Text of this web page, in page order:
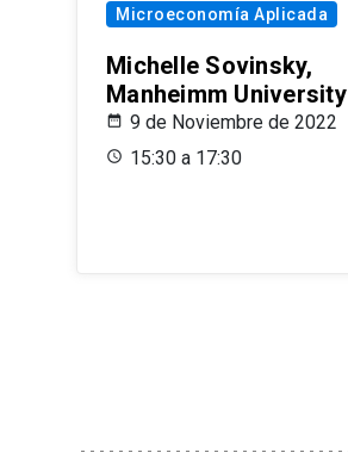
Microeconomía Aplicada
Michelle Sovinsky,
Manheimm University
9 de Noviembre de 2022
15:30 a 17:30